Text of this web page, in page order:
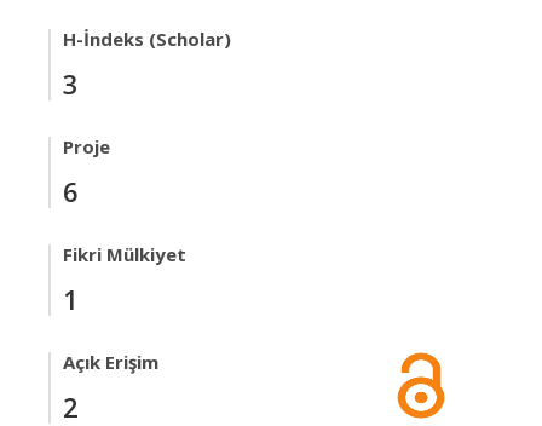
H-İndeks (Scholar)
3
Proje
6
Fikri Mülkiyet
1
Açık Erişim
2